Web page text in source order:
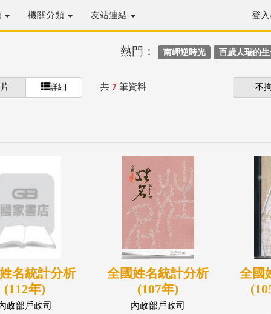
機關分類 友站連結 登
熱門： 南岬逆時光 百歲人瑞的
詳細 共 7筆資料 不
名統計分析
(112年)
政部戶政司
全國姓名統計分析
(107年)
內政部戶政司
全國